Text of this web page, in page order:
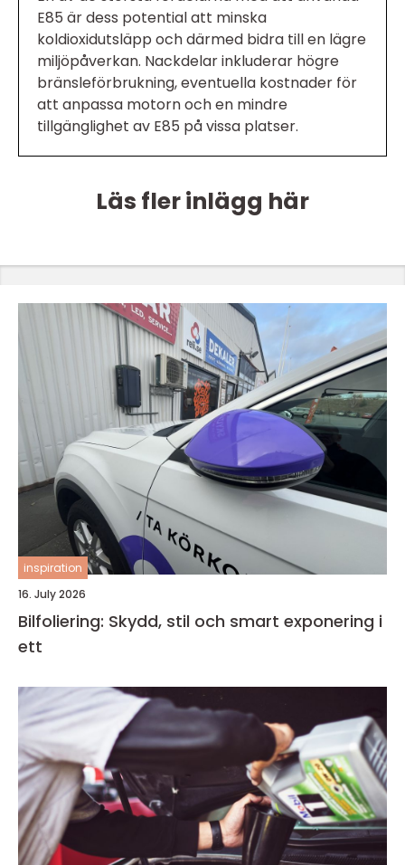
E85 är dess potential att minska
koldioxidutsläpp och därmed bidra till en lägre
miljöpåverkan. Nackdelar inkluderar högre
bränsleförbrukning, eventuella kostnader för
att anpassa motorn och en mindre
tillgänglighet av E85 på vissa platser.
Läs fler inlägg här
inspiration
16. July 2026
Bilfoliering: Skydd, stil och smart exponering i
ett